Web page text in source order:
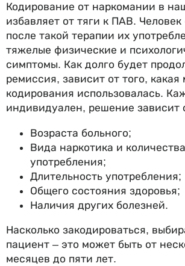
Кодирование от наркомании в
избавляет от тяги к ПАВ. Человек
после такой терапии их
тяжелые физические и
симптомы. Как долго будет
ремиссия, зависит от того, какая
кодирования использовалась.
индивидуален, решение зависит
Возраста больного;
Вида наркотика и
употребления;
Длительность употребления;
Общего состояния здоровья;
Наличия других болезней.
Насколько закодироваться,
пациент – это может быть от
месяцев до пяти лет.